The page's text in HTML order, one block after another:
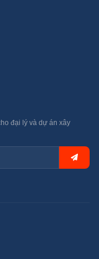
đại lý và dự án xây